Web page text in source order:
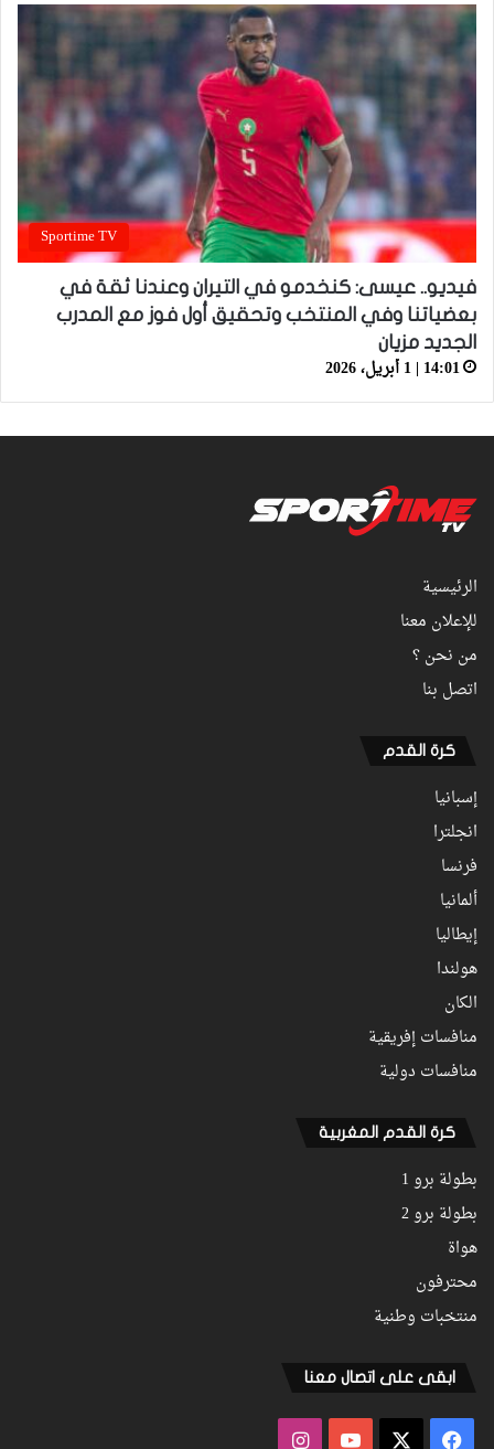
Sportime TV
فيديو.. عيسى: كنخدمو في التيران وعندنا ثقة في
بعضياتنا وفي المنتخب وتحقيق أول فوز مع المدرب
الجديد مزيان
14:01 | 1 أبريل، 2026
الرئيسية
للإعلان معنا
من نحن ؟
اتصل بنا
كرة القدم
إسبانيا
انجلترا
فرنسا
ألمانيا
إيطاليا
هولندا
الكان
منافسات إفريقية
منافسات دولية
كرة القدم المغربية
بطولة برو 1
بطولة برو 2
هواة
محترفون
منتخبات وطنية
ابقى على اتصال معنا
فيسبوك ‫YouTubeانستقرام